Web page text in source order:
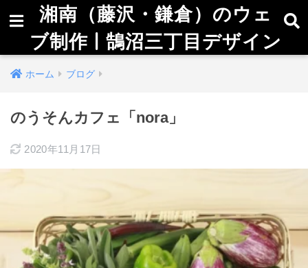
湘南（藤沢・鎌倉）のウェ
ブ制作 | 鵠沼三丁目デザイン
ホーム ブログ
のうそんカフェ「nora」
2020年11月17日